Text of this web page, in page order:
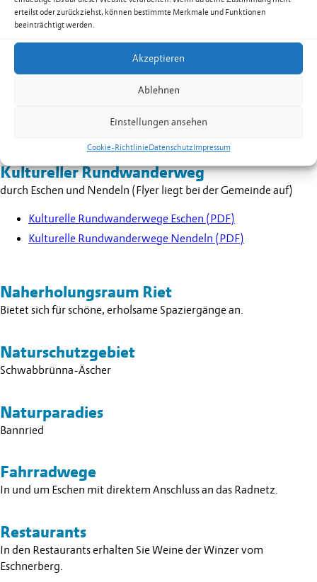
erteilst oder zurückziehst, können bestimmte Merkmale und Funktionen
beeinträchtigt werden.
Akzeptieren
Ablehnen
Einstellungen ansehen
Cookie-RichtlinieDatenschutzImpressum
Internet
Unsere Internet Seiten informieren Sie über sämtliche
von Ortsvereinen und privaten Veranstaltern
Kultureller Rundwanderweg
durch Eschen und Nendeln (Flyer liegt bei der Gemeinde auf)
Kulturelle Rundwanderwege Eschen (PDF)
Kulturelle Rundwanderwege Nendeln (PDF)
Naherholungsraum Riet
Bietet sich für schöne, erholsame Spaziergänge an.
Naturschutzgebiet
Schwabbrünna-Äscher
Naturparadies
Bannried
Fahrradwege
In und um Eschen mit direktem Anschluss an das Radnetz.
Restaurants
In den Restaurants erhalten Sie Weine der Winzer vom
Eschnerberg.